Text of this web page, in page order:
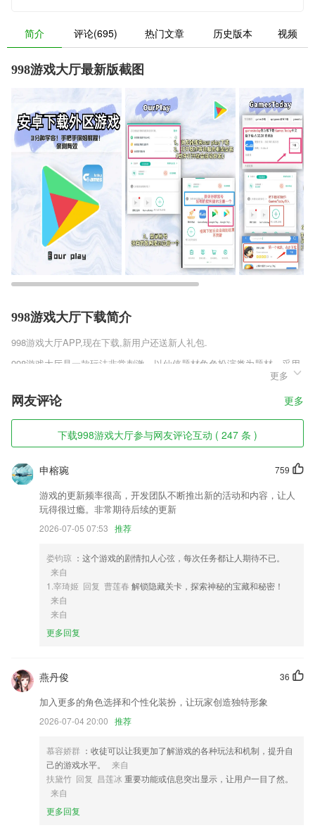
简介 评论(695) 热门文章 历史版本 视频
998游戏大厅最新版截图
998游戏大厅下载简介
998游戏大厅APP,现在下载,新用户还送新人礼包.
998游戏大厅是一款玩法非常刺激，以仙侠题材角色扮演类为题材，采用
了超高清的3D画风制作而成，让每个玩友们都可以尽情的体验修仙的乐
趣，非常精彩的剧情，强大的职业随你选择，精心的培养自己心仪的英
雄，不断提升战斗力，在仙界竞技场与其他玩家们进行PK，一定会让你
爱不释手。
998游戏大厅软件特色
1,* 自定义布局，发挥你的创意：更换背景、调整边距大小、设置圆角和
阴影。
2,【切换日期】
3,这里提供了很多英语歌曲内容，可以随时在线听映月歌曲，可以循环播
4,闲暇浏览孩子班级快照，班级视频
5,提供复工防疫知识的学习，以视频直播的方式去学习相关的内容。
6,护士、护师等部分考试专业提供了多种用途的模拟试卷及视频培训课程
998游戏大厅软件优势
2.多种级别吉他谱，海量吉他谱随时更新，新手朋友不用烦恼。
3.●学习模式+复习模式，循环英语教学，通过各种生动有趣的方式帮助
儿童宝宝“磨耳朵”
4.题库均按知识点进行分类，覆盖行测所有知识点，实现针对性练习，助
5.支持在线成语查找功能，查找结果十分详细，满足大多数人对成语的基
6.可以进行分类统计分数，更好的了解自己的专项分数
998游戏大厅更新了什么?
更多
网友评论 更多
下载998游戏大厅参与网友评论互动 ( 247 条 )
759
申榕琬
游戏的更新频率很高，开发团队不断推出新的活动和内容，让人
玩得很过瘾。非常期待后续的更新
2026-07-05 07:53 推荐
娄钧琼 ：这个游戏的剧情扣人心弦，每次任务都让人期待不已。
来自
1.宰琦姬 回复 曹莲春 解锁隐藏关卡，探索神秘的宝藏和秘密！
来自
来自
更多回复
36
燕丹俊
加入更多的角色选择和个性化装扮，让玩家创造独特形象
2026-07-04 20:00 推荐
慕容娇群 ：收徒可以让我更加了解游戏的各种玩法和机制，提升自
己的游戏水平。
来自
扶黛竹 回复 昌莲冰 重要功能或信息突出显示，让用户一目了然。
来自
更多回复